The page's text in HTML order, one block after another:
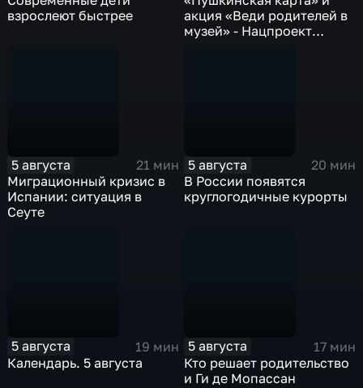
взрослеют быстрее
акция «Веди родителей в
музей» - Нацпроект
5 августа
21 мин
Миграционный кризис в
Испании: ситуация в
Сеуте
5 августа
20 мин
В России появятся
круглогодичные курорты
5 августа
19 мин
Календарь. 5 августа
5 августа
17 мин
Кто решает родительство
и Ги де Мопассан